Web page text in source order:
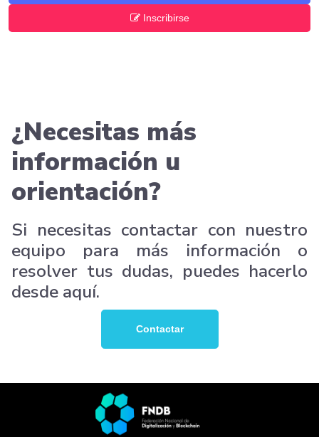
Inscribirse
¿Necesitas más
información u
orientación?
Si necesitas contactar con nuestro
equipo para más información o
resolver tus dudas, puedes hacerlo
desde aquí.
Contactar